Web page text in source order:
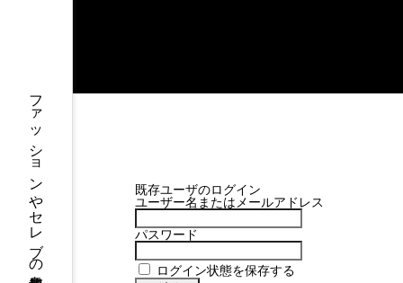
ファッションやセレブの最新情報を毎日発信
既存ユーザのログイン
ユーザー名またはメールアドレス
パスワード
ログイン状態を保存する